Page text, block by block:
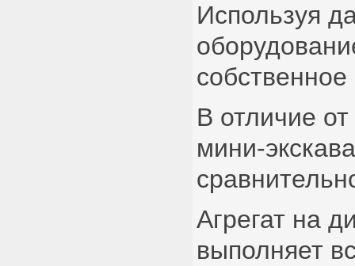
Используя
В отличие
мини-
Агрегат на
выполняет